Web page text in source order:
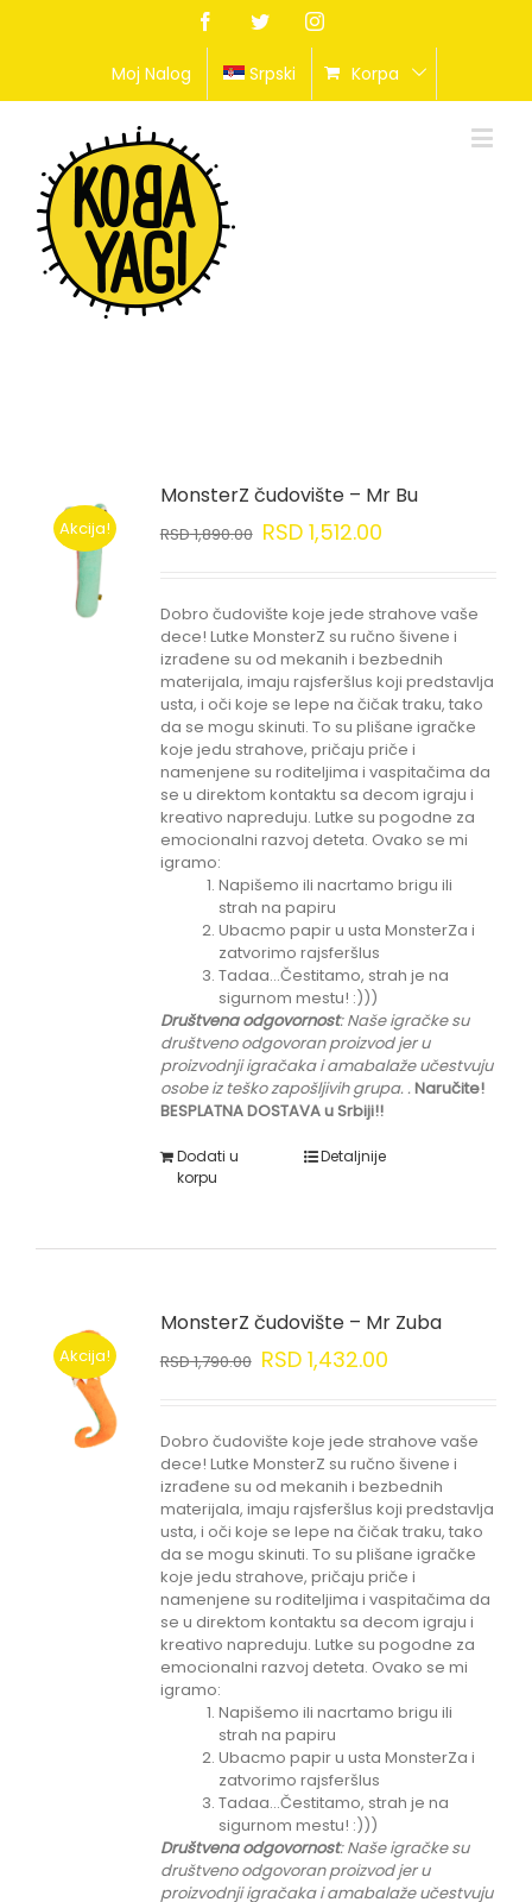
FacebookTwitterInstagram
Moj Nalog Srpski Korpa
Akcija!
MonsterZ čudovište – Mr Bu
RSD1,890.00 RSD1,512.00
Dobro čudovište koje jede strahove vaše
dece! Lutke MonsterZ su ručno šivene i
izrađene su od mekanih i bezbednih
materijala, imaju rajsferšlus koji predstavlja
usta, i oči koje se lepe na čičak traku, tako
da se mogu skinuti. To su plišane igračke
koje jedu strahove, pričaju priče i
namenjene su roditeljima i vaspitačima da
se u direktom kontaktu sa decom igraju i
kreativo napreduju. Lutke su pogodne za
emocionalni razvoj deteta. Ovako se mi
igramo:
Napišemo ili nacrtamo brigu ili
strah na papiru
Ubacmo papir u usta MonsterZa i
zatvorimo rajsferšlus
Tadaa...Čestitamo, strah je na
sigurnom mestu! :)))
Društvena odgovornost: Naše igračke su
društveno odgovoran proizvod jer u
proizvodnji igračaka i amabalaže učestvuju
osobe iz teško zapošljivih grupa..Naručite!
BESPLATNA DOSTAVA u Srbiji!!
Dodati u
korpu
Detaljnije
Akcija!
MonsterZ čudovište – Mr Zuba
RSD1,790.00 RSD1,432.00
Dobro čudovište koje jede strahove vaše
dece! Lutke MonsterZ su ručno šivene i
izrađene su od mekanih i bezbednih
materijala, imaju rajsferšlus koji predstavlja
usta, i oči koje se lepe na čičak traku, tako
da se mogu skinuti. To su plišane igračke
koje jedu strahove, pričaju priče i
namenjene su roditeljima i vaspitačima da
se u direktom kontaktu sa decom igraju i
kreativo napreduju. Lutke su pogodne za
emocionalni razvoj deteta. Ovako se mi
igramo:
Napišemo ili nacrtamo brigu ili
strah na papiru
Ubacmo papir u usta MonsterZa i
zatvorimo rajsferšlus
Tadaa...Čestitamo, strah je na
sigurnom mestu! :)))
Društvena odgovornost: Naše igračke su
društveno odgovoran proizvod jer u
proizvodnji igračaka i amabalaže učestvuju